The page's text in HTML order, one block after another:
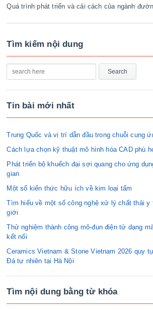
Quá trình phát triển và cải cách của ngành
Tìm kiếm nội dung
Tin bài mới nhất
Trung Quốc và vị trí dẫn đầu trong chuỗi cung
Cách lựa chọn kỹ thuật mô hình hóa CAD phù
Phát triển bộ khuếch đại sợi quang cho ứng
gian
Một số kiến thức hữu ích về kim loại tấm
Tìm hiểu về một số công nghệ xử lý chất thải y
giới
Thử nghiệm thành công mô-đun điện tử dạng
kết nối
Ceramics Vietnam & Stone Vietnam 2026 quy
Đá tự nhiên tại Hà Nội
Tìm nội dung bằng từ khóa